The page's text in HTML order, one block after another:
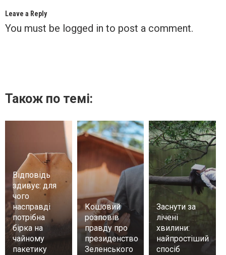
Leave a Reply
You must be logged in to post a comment.
Також по темі:
Відповідь
здивує: для
чого
насправді
потрібна
бірка на
чайному
пакетику
Кошовий
розповів
правду про
президенство
Зеленського
Заснути за
лічені
хвилини:
найпростіший
спосіб